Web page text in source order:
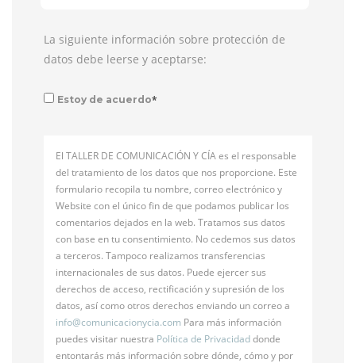
La siguiente información sobre protección de
datos debe leerse y aceptarse:
Estoy de acuerdo*
El TALLER DE COMUNICACIÓN Y CÍA es el responsable
del tratamiento de los datos que nos proporcione. Este
formulario recopila tu nombre, correo electrónico y
Website con el único fin de que podamos publicar los
comentarios dejados en la web. Tratamos sus datos
con base en tu consentimiento. No cedemos sus datos
a terceros. Tampoco realizamos transferencias
internacionales de sus datos. Puede ejercer sus
derechos de acceso, rectificación y supresión de los
datos, así como otros derechos enviando un correo a
info@comunicacionycia.com Para más información
puedes visitar nuestra Política de Privacidaddonde
entontarás más información sobre dónde, cómo y por